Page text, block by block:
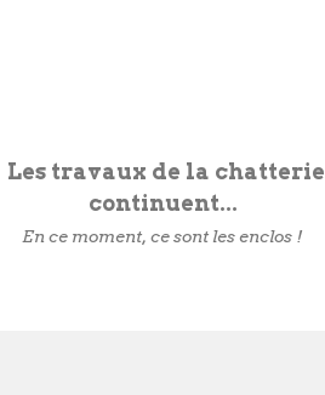
Les travaux de la chatterie
continuent...
En ce moment, ce sont les enclos !